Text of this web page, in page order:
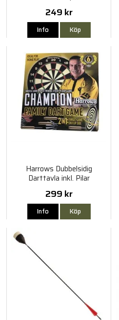
249 kr
Info Köp
Harrows Dubbelsidig
Darttavla inkl. Pilar
299 kr
Info Köp